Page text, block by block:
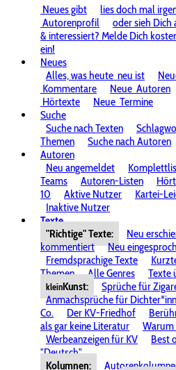
Neues gibt
lies doch mal
Autorenprofil
oder sieh Dich
& interessiert? Melde Dich
ein!
Neues
Alles, was heute neu ist
Kommentare
Neue Autoren
Hörtexte
Neue Termine
Suche
Suche nach Texten
Themen
Suche nach Autoren
Autoren
Neu angemeldet
Teams
Autoren-Listen
10
Aktive Nutzer Kartei-
Inaktive Nutzer
Texte
"Richtige" Texte:
Neu
kommentiert
Neu
Fremdsprachige Texte
Themen
Alle Genres Texte
kleinKunst:
Sprüche für
Anmachsprüche für
Co.
Der KV-Friedhof
als gar keine Literatur
Warum
Werbeanzeigen für KV
Best
"Deutsch"
Kolumnen: